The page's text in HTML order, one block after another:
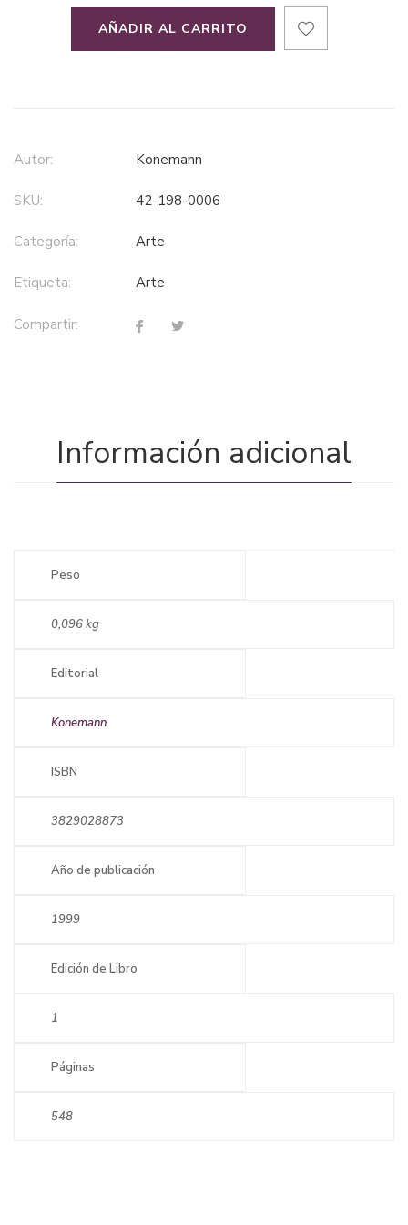
AÑADIR AL CARRITO
Autor: Konemann
SKU: 42-198-0006
Categoría: arte
Etiqueta: arte
Compartir:
Información adicional
Peso
0,096 kg
Editorial
Konemann
ISBN
3829028873
Año de publicación
1999
Edición de Libro
1
Páginas
548